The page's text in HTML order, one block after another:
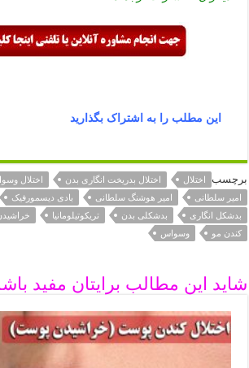
این مطلب را به اشتراک بگذارید
برچسب اختلال اختلال بدریخت انگاری بدن اختلال
امیر سلطانی
امیر هوشنگ سلطانی بادی دیسمورفیک
بدشکل انگاری
بدشکلی بدن تریکوتیلومانیا
کندن مو
وسواس
شاید این مطالب برایتان مفید